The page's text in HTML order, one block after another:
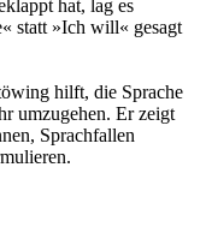
hat, lag es
statt »Ich will« gesagt
hilft, die Sprache
umzugehen. Er zeigt
Sprachfallen